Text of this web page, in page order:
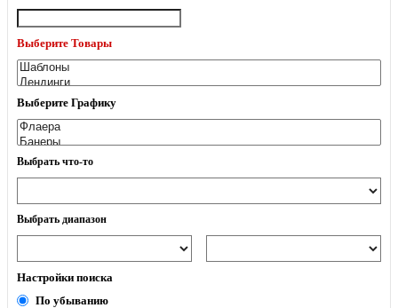
Выберите Товары
Выберите Графику
Выбрать что-то
Выбрать диапазон
Настройки поиска
По убыванию